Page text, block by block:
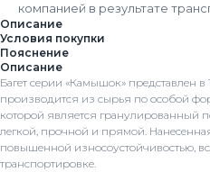
компанией в результате
Описание
Условия покупки
Пояснение
Описание
Багет серии «Камышок» представлен в
производится из сырья по особой
которой является гранулированный
легкой, прочной и прямой.
повышенной износоустойчивостью,
транспортировке.